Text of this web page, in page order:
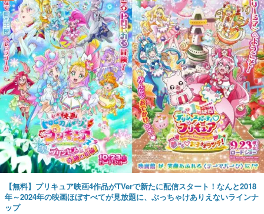
【無料】プリキュア映画4作品がTVerで新たに配信スタート！なんと2018
年～2024年の映画ほぼすべてが見放題に、ぶっちゃけありえないラインナ
ップ